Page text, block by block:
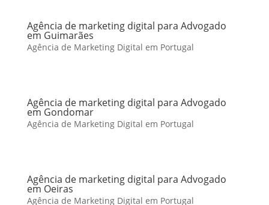
Agência de marketing digital para Advogado
em Guimarães
Agência de Marketing Digital em Portugal
Agência de marketing digital para Advogado
em Gondomar
Agência de Marketing Digital em Portugal
Agência de marketing digital para Advogado
em Oeiras
Agência de Marketing Digital em Portugal